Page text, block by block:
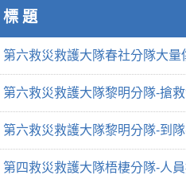
標 題
第六救災救護大隊春社分隊大
第六救災救護大隊黎明分隊-搶
第六救災救護大隊黎明分隊-到
第四救災救護大隊梧棲分隊-人